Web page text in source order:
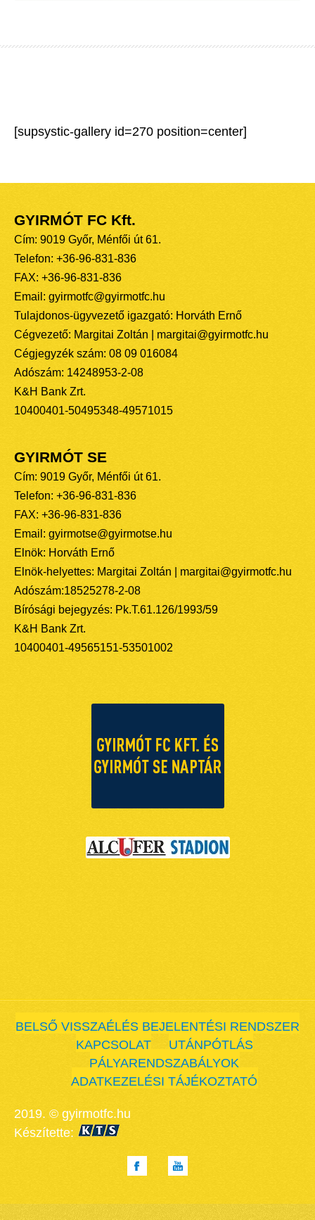
[supsystic-gallery id=270 position=center]
GYIRMÓT FC Kft.
Cím: 9019 Győr, Ménfői út 61.
Telefon: +36-96-831-836
FAX: +36-96-831-836
Email: gyirmotfc@gyirmotfc.hu
Tulajdonos-ügyvezető igazgató: Horváth Ernő
Cégvezető: Margitai Zoltán | margitai@gyirmotfc.hu
Cégjegyzék szám: 08 09 016084
Adószám: 14248953-2-08
K&H Bank Zrt.
10400401-50495348-49571015
GYIRMÓT SE
Cím: 9019 Győr, Ménfői út 61.
Telefon: +36-96-831-836
FAX: +36-96-831-836
Email: gyirmotse@gyirmotse.hu
Elnök: Horváth Ernő
Elnök-helyettes: Margitai Zoltán | margitai@gyirmotfc.hu
Adószám:18525278-2-08
Bírósági bejegyzés: Pk.T.61.126/1993/59
K&H Bank Zrt.
10400401-49565151-53501002
BELSŐ VISSZAÉLÉS BEJELENTÉSI RENDSZER
KAPCSOLAT
UTÁNPÓTLÁS
PÁLYARENDSZABÁLYOK
ADATKEZELÉSI TÁJÉKOZTATÓ
2019. © gyirmotfc.hu
Készítette: